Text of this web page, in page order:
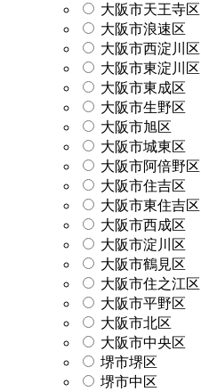
大阪市天王寺区
大阪市浪速区
大阪市西淀川区
大阪市東淀川区
大阪市東成区
大阪市生野区
大阪市旭区
大阪市城東区
大阪市阿倍野区
大阪市住吉区
大阪市東住吉区
大阪市西成区
大阪市淀川区
大阪市鶴見区
大阪市住之江区
大阪市平野区
大阪市北区
大阪市中央区
堺市堺区
堺市中区